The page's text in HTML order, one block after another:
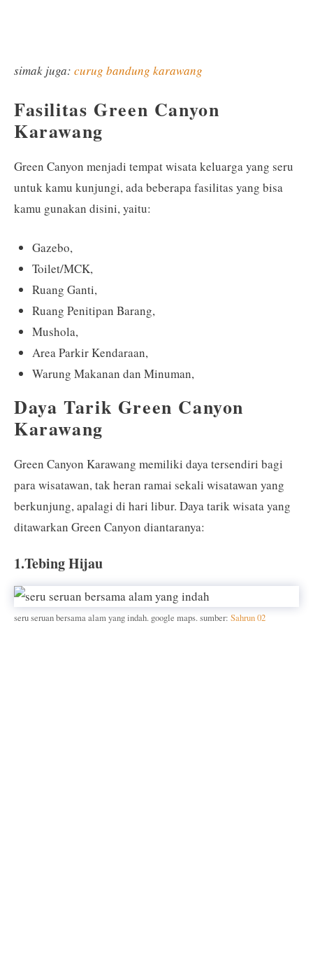
simak juga: curug bandung karawang
Fasilitas Green Canyon
Karawang
Green Canyon menjadi tempat wisata keluarga yang seru
untuk kamu kunjungi, ada beberapa fasilitas yang bisa
kamu gunakan disini, yaitu:
Gazebo,
Toilet/MCK,
Ruang Ganti,
Ruang Penitipan Barang,
Mushola,
Area Parkir Kendaraan,
Warung Makanan dan Minuman,
Daya Tarik Green Canyon
Karawang
Green Canyon Karawang memiliki daya tersendiri bagi
para wisatawan, tak heran ramai sekali wisatawan yang
berkunjung, apalagi di hari libur. Daya tarik wisata yang
ditawarkan Green Canyon diantaranya:
1.Tebing Hijau
seru seruan bersama alam yang indah. google maps. sumber: Sahrun 02